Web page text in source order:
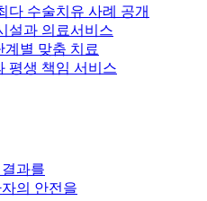
다 수술치유 사례 공개
설과 의료서비스
계별 맞춤 치료
평생 책임 서비스
과를
의 안전을